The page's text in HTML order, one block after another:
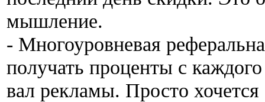
мышление.
- Многоуровневая
получать проценты с
вал рекламы. Просто хочется